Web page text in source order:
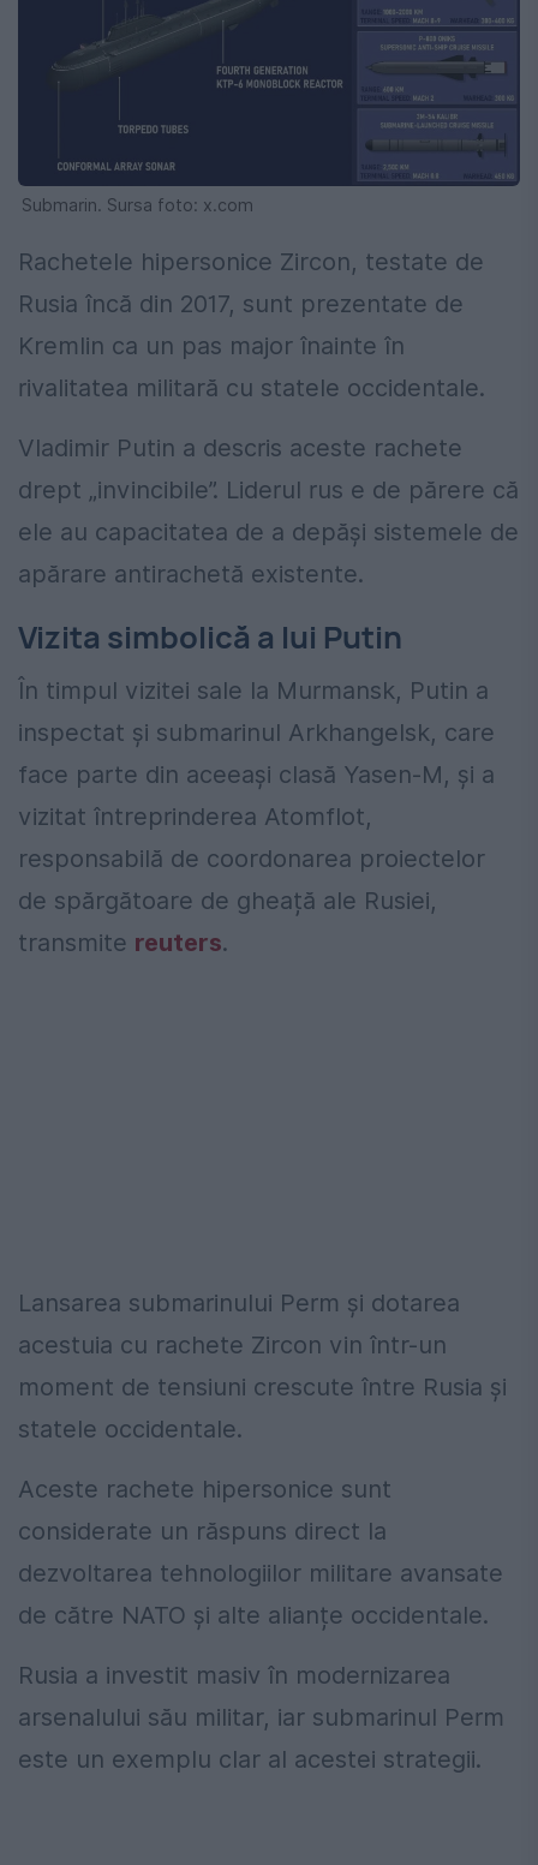
Submarin. Sursa foto: x.com
Rachetele hipersonice Zircon, testate de
Rusia încă din 2017, sunt prezentate de
Kremlin ca un pas major înainte în
rivalitatea militară cu statele occidentale.
Vladimir Putin a descris aceste rachete
drept „invincibile”. Liderul rus e de părere că
ele au capacitatea de a depăși sistemele de
apărare antirachetă existente.
Vizita simbolică a lui Putin
În timpul vizitei sale la Murmansk, Putin a
inspectat și submarinul Arkhangelsk, care
face parte din aceeași clasă Yasen-M, și a
vizitat întreprinderea Atomflot,
responsabilă de coordonarea proiectelor
de spărgătoare de gheață ale Rusiei,
transmite reuters.
Lansarea submarinului Perm și dotarea
acestuia cu rachete Zircon vin într-un
moment de tensiuni crescute între Rusia și
statele occidentale.
Aceste rachete hipersonice sunt
considerate un răspuns direct la
dezvoltarea tehnologiilor militare avansate
de către NATO și alte alianțe occidentale.
Rusia a investit masiv în modernizarea
arsenalului său militar, iar submarinul Perm
este un exemplu clar al acestei strategii.